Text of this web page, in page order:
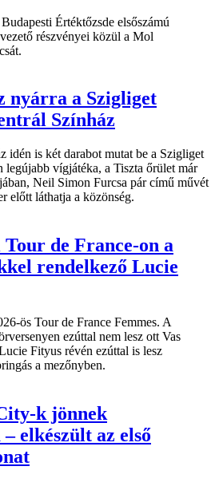
Értéktőzsde elsőszámú
részvényei közül a Mol
nyárra a Szigliget
Színház
idén is két darabot mutat be a Szigliget
vígjátéka, a Tiszta őrület már
Neil Simon Furcsa pár című művét
előtt láthatja a közönség.
de France-on a
rendelkező Lucie
ös Tour de France Femmes. A
ezúttal nem lesz ott Vas
Fityus révén ezúttal is lesz
a mezőnyben.
k jönnek
elkészült az első